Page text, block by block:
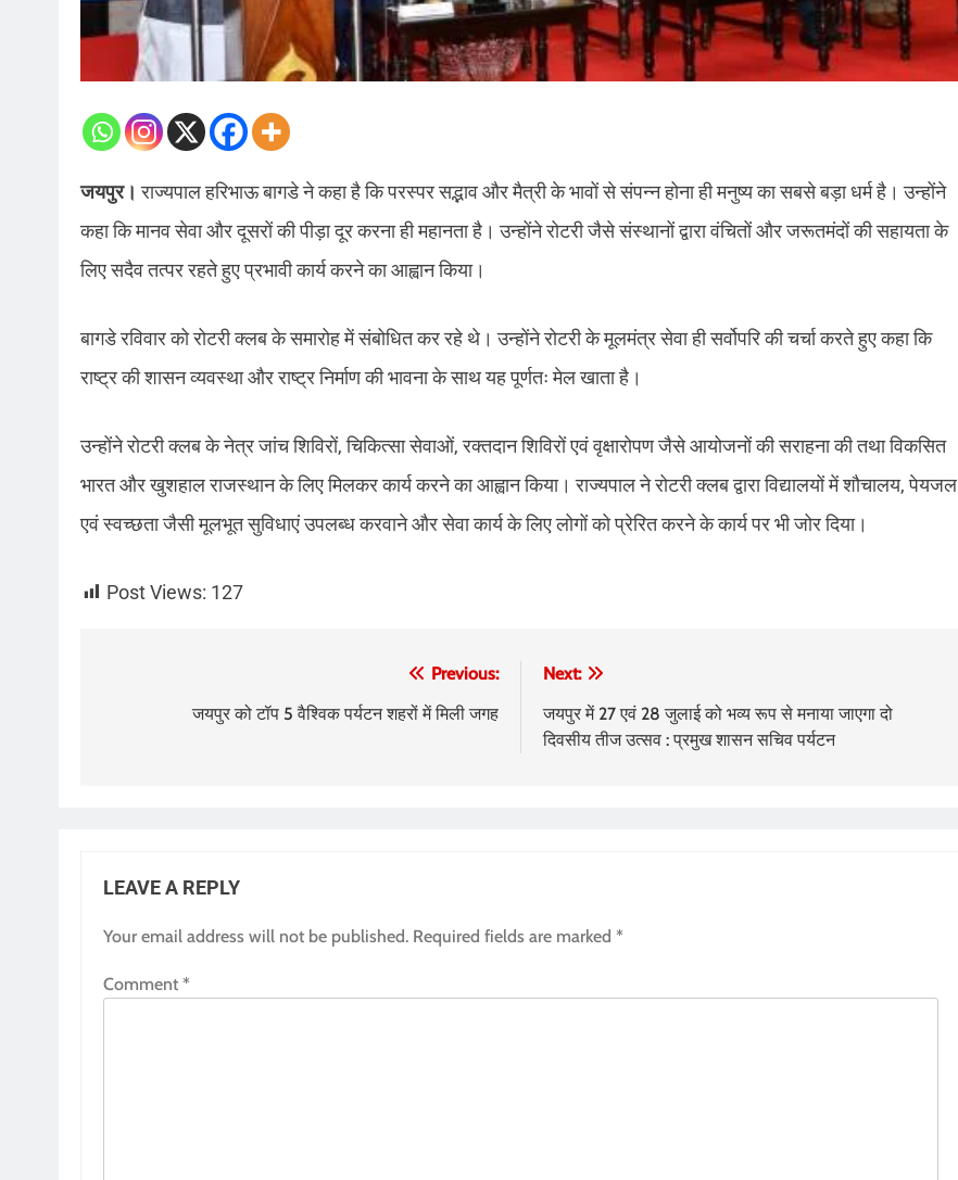
जयपुर।राज्यपाल हरिभाऊ बागडे ने कहा है कि परस्पर सद्भाव और मैत्री के भावों से संपन्न होना ही मनुष्य का सबसे बड़ा धर्म है। उन्होंने
कहा कि मानव सेवा और दूसरों की पीड़ा दूर करना ही महानता है। उन्होंने रोटरी जैसे संस्थानों द्वारा वंचितों और जरूतमंदों की सहायता के
लिए सदैव तत्पर रहते हुए प्रभावी कार्य करने का आह्वान किया।
बागडे रविवार को रोटरी क्लब के समारोह में संबोधित कर रहे थे। उन्होंने रोटरी के मूलमंत्र सेवा ही सर्वोपरि की चर्चा करते हुए कहा कि
राष्ट्र की शासन व्यवस्था और राष्ट्र निर्माण की भावना के साथ यह पूर्णतः मेल खाता है।
उन्होंने रोटरी क्लब के नेत्र जांच शिविरों, चिकित्सा सेवाओं, रक्तदान शिविरों एवं वृक्षारोपण जैसे आयोजनों की सराहना की तथा विकसित
भारत और खुशहाल राजस्थान के लिए मिलकर कार्य करने का आह्वान किया। राज्यपाल ने रोटरी क्लब द्वारा विद्यालयों में शौचालय, पेयजल
एवं स्वच्छता जैसी मूलभूत सुविधाएं उपलब्ध करवाने और सेवा कार्य के लिए लोगों को प्रेरित करने के कार्य पर भी जोर दिया।
Post Views: 127
navigation
Previous:
जयपुर को टॉप 5 वैश्विक पर्यटन शहरों में मिली जगह
Next:
जयपुर में 27 एवं 28 जुलाई को भव्य रूप से मनाया जाएगा दो
दिवसीय तीज उत्सव : प्रमुख शासन सचिव पर्यटन
LEAVE A REPLY
Your email address will not be published. Required fields are marked *
Comment *